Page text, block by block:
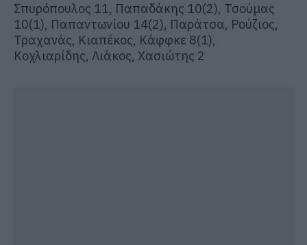
Σπυρόπουλος 11, Παπαδάκης 10(2), Τσούμας
10(1), Παπαντωνίου 14(2), Παράτσα, Ρούζιος,
Τραχανάς, Κιαπέκος, Κάφφκε 8(1),
Κοχλιαρίδης, Λιάκος, Χασιώτης 2